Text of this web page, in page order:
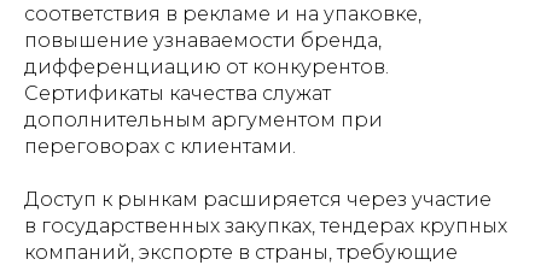
соответствия в рекламе и на упаковке,
повышение узнаваемости бренда,
дифференциацию от конкурентов.
Сертификаты качества служат
дополнительным аргументом при
переговорах с клиентами.
Доступ к рынкам расширяется через участие
в государственных закупках, тендерах крупных
компаний, экспорте в страны, требующие